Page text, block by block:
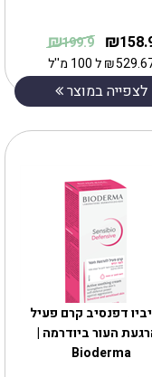
₪
199.9
₪
₪ל 100 מ''ל
לצפייה במוצר
דפנסיב קרם פעיל
העור ביודרמה |
Bioderma